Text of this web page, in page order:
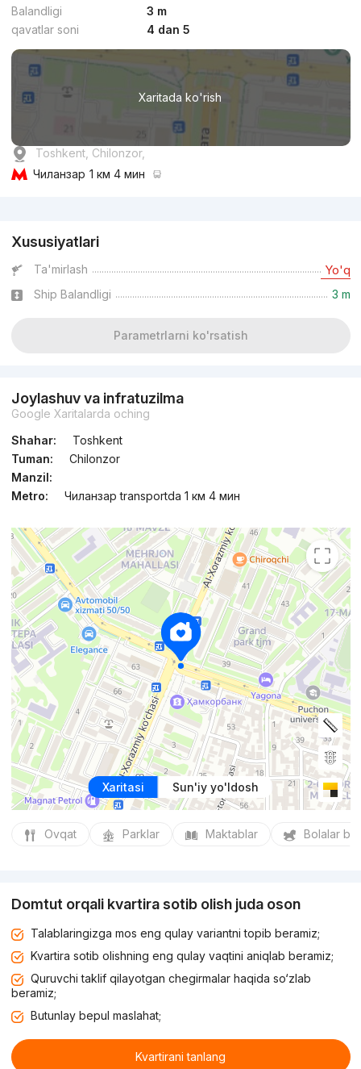
Balandligi
3 m
qavatlar soni
4 dan 5
Xaritada ko'rish
Toshkent, Chilonzor,
Чиланзар 1 км 4 мин
Xususiyatlari
Ta'mirlash Yo'q
Ship Balandligi 3 m
Parametrlarni ko'rsatish
Joylashuv va infratuzilma
Google Xaritalarda oching
Shahar:
Toshkent
Tuman:
Chilonzor
Manzil:
Metro:
Чиланзар transportda 1 км 4 мин
Xaritasi Sun'iy yo'ldosh
Ovqat Parklar Maktablar Bolalar
Domtut orqali kvartira sotib olish juda oson
Talablaringizga mos eng qulay variantni topib beramiz;
Kvartira sotib olishning eng qulay vaqtini aniqlab beramiz;
Quruvchi taklif qilayotgan chegirmalar haqida so‘zlab
beramiz;
Butunlay bepul maslahat;
Kvartirani tanlang